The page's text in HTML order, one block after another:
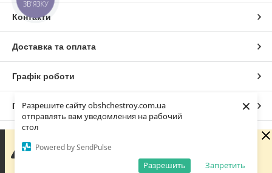
Разрешите сайту obshchestroy.com.ua
отправлять вам уведомления на рабочий
стол
Powered by SendPulse
Запретить
Разрешить
×
Контакти
Доставка та оплата
Графік роботи
Повна версія сайту
замовлення та повідомлення, оскільки за її графіком
роботи сьогодні вихідний. Вашу заявку буде оброблено
ЗВ'ЯЗКУ